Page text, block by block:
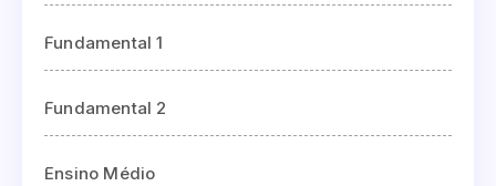
Fundamental 1
Fundamental 2
Ensino Médio